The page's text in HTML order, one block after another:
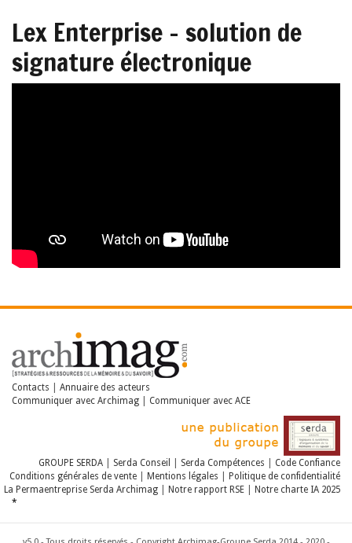
Lex Enterprise - solution de
signature électronique
Contacts
Annuaire des acteurs
Communiquer avec Archimag
Communiquer avec ACE
GROUPE SERDA Serda Conseil Serda Compétences
Code Confiance
Conditions générales de vente
Mentions légales
Politique de confidentialité
La Permaentreprise Serda Archimag
Notre rapport RSE
Notre charte IA 2025
*